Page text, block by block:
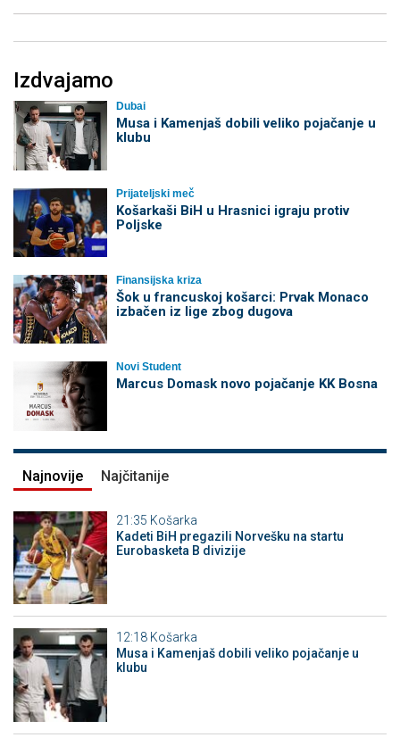
Izdvajamo
Dubai
Musa i Kamenjaš dobili veliko pojačanje u
klubu
Prijateljski meč
Košarkaši BiH u Hrasnici igraju protiv
Poljske
Finansijska kriza
Šok u francuskoj košarci: Prvak Monaco
izbačen iz lige zbog dugova
Novi Student
Marcus Domask novo pojačanje KK Bosna
Najnovije Najčitanije
21:35 Košarka
Kadeti BiH pregazili Norvešku na startu
Eurobasketa B divizije
12:18 Košarka
Musa i Kamenjaš dobili veliko pojačanje u
klubu